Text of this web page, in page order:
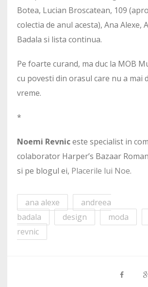
Botea, Lucian Broscatean, 109
colectia de anul acesta), Ana Alexe,
Badala si lista continua.
Pe foarte curand, ma duc la MOB
cu povesti din orasul care nu a mai
vreme.
*
Noemi Revniceste specialist in
colaborator Harper’s Bazaar
si pe blogul ei, Placerile lui Noe.
ana alexe
andreea
badala
design moda
revnic